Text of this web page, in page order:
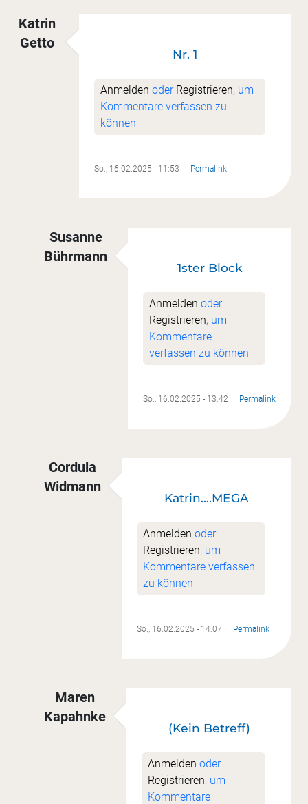
Katrin
Getto
Nr. 1
Anmelden oder Registrieren, um
Kommentare verfassen zu
können
So., 16.02.2025 - 11:53 Permalink
Susanne
Bührmann
Katrin Getto
1ster Block
Anmelden oder
Registrieren, um
Kommentare
verfassen zu können
So., 16.02.2025 - 13:42 Permalink
Cordula
Widmann
vonKatrin Getto
Katrin....MEGA
Anmelden oder
Registrieren, um
Kommentare verfassen
zu können
So., 16.02.2025 - 14:07 Permalink
Maren
Kapahnke
Katrin Getto
(Kein Betreff)
Anmelden oder
Registrieren, um
Kommentare